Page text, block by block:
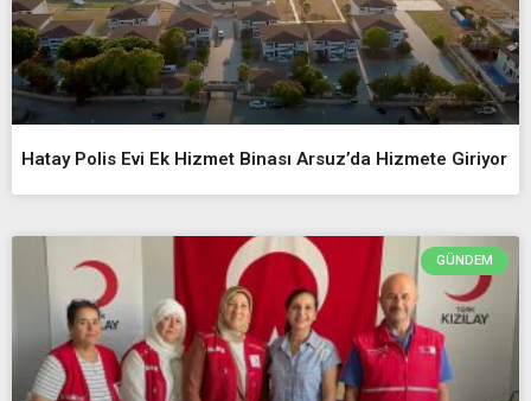
Hatay Polis Evi Ek Hizmet Binası Arsuz’da Hizmete Giriyor
GÜNDEM